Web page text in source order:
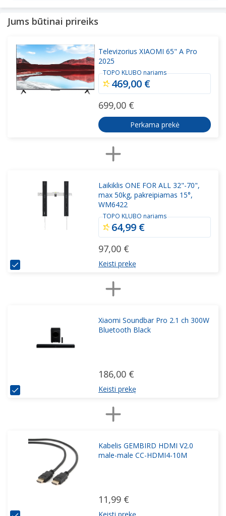
Jums būtinai prireiks
Televizorius XIAOMI 65" A Pro
2025
699,00 €
TOPO KLUBO nariams
469,00 €
Perkama prekė
Laikiklis ONE FOR ALL 32"-70",
max 50kg, pakreipiamas 15°,
WM6422
97,00 €
TOPO KLUBO nariams
64,99 €
Keisti prekę
Xiaomi Soundbar Pro 2.1 ch 300W
Bluetooth Black
186,00 €
Keisti prekę
Kabelis GEMBIRD HDMI V2.0
male-male CC-HDMI4-10M
11,99 €